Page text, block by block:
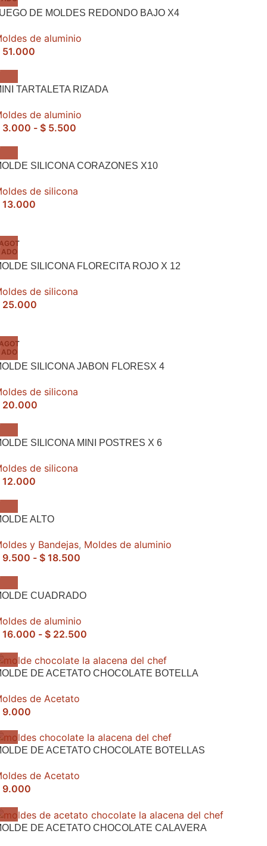
DE MOLDES REDONDO BAJO X4
de aluminio
51.000
TARTALETA RIZADA
de aluminio
3.000 - $ 5.500
SILICONA CORAZONES X10
de silicona
13.000
ADO
SILICONA FLORECITA ROJO X 12
de silicona
25.000
ADO
SILICONA JABON FLORESX 4
de silicona
20.000
SILICONA MINI POSTRES X 6
de silicona
12.000
ALTO
y Bandejas, Moldes de aluminio
9.500 - $ 18.500
CUADRADO
de aluminio
16.000 - $ 22.500
DE ACETATO CHOCOLATE BOTELLA
de Acetato
9.000
DE ACETATO CHOCOLATE BOTELLAS
de Acetato
9.000
DE ACETATO CHOCOLATE CALAVERA